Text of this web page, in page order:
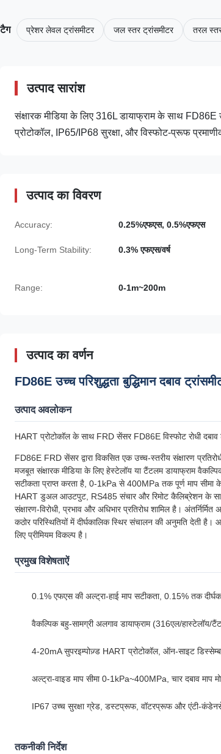
टैग प्रेशर लेवल ट्रांसमीटर जल स्तर ट्रांसमीटर तरल
उत्पाद सारांश
संक्षारक मीडिया के लिए 316L डायाफ्राम के साथ FD86E
प्रोटोकॉल, IP65/IP68 सुरक्षा, और विस्फोट-प्रूफ
उत्पाद का विवरण
Accuracy: 0.25%एफएस, 0.5%एफएस
Long-Term Stability: 0.3% एफएस/वर्ष
Range: 0-1m~200m
उत्पाद का वर्णन
FD86E उच्च परिशुद्धता बुद्धिमान दबाव
उत्पाद अवलोकन
HART प्रोटोकॉल के साथ FRD सेंसर FD86E विस्फोट रोधी दबाव
FD86E FRD सेंसर द्वारा विकसित एक उच्च-स्तरीय संक्षारण
मजबूत संक्षारक मीडिया के लिए हेस्टेलॉय या टैंटलम डायाफ्राम
सटीकता प्राप्त करता है, 0-1kPa से 400MPa तक पूर्ण माप सीमा
HART डुअल आउटपुट, RS485 संचार और रिमोट कैलिब्रेशन के साथ
संक्षारण-विरोधी, प्रभाव और अधिभार प्रतिरोध शामिल है।
कठोर परिस्थितियों में दीर्घकालिक स्थिर संचालन की अनुमति देती
लिए प्रीमियम विकल्प है।
प्रमुख विशेषताऐं
0.1% एफएस की अल्ट्रा-हाई माप सटीकता, 0.15% तक
वैकल्पिक बहु-सामग्री अलगाव डायाफ्राम (316एल/हास्टेलॉय/
4-20mA सुपरइम्पोज़्ड HART प्रोटोकॉल, ऑन-साइट
अल्ट्रा-वाइड माप सीमा 0-1kPa~400MPa, चार दबाव माप
IP67 उच्च सुरक्षा ग्रेड, डस्टप्रूफ, वॉटरप्रूफ और एंटी-
तकनीकी निर्देश